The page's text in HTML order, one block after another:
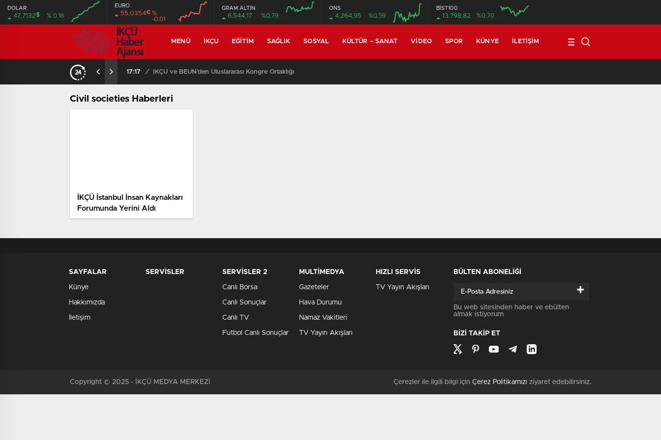
DOLAR
47,7132$ % 0.16
EURO
55,0354€ %
-0.01
GRAM ALTIN
6.544,17 %0,79
ONS
4.264,95 %0,59
BİST100
13.798,82 %0,70
MENÜ İKÇU EĞITIM SAĞLIK SOSYAL KÜLTÜR – SANAT VIDEO SPOR KÜNYE İLETIŞIM
17:17 / İKÇÜ ve BEUN’den Uluslararası Kongre Ortaklığı
Civil societies Haberleri
İKÇÜ İstanbul İnsan Kaynakları
Forumunda Yerini Aldı
SAYFALAR
Künye
Hakkımızda
İletişim
SERVİSLER SERVİSLER 2
Canlı Borsa
Canlı Sonuçlar
Canlı TV
Futbol Canlı Sonuçlar
MULTİMEDYA
Gazeteler
Hava Durumu
Namaz Vakitleri
TV Yayın Akışları
HIZLI SERVİS
TV Yayın Akışları
BÜLTEN ABONELİĞİ
+
Bu web sitesinden haber ve ebülten
almak istiyorum
BİZİ TAKİP ET
Copyright © 2025 - İKÇÜ MEDYA MERKEZİ Çerezler ile ilgili bilgi için Çerez Politikamızı ziyaret edebilirsiniz.